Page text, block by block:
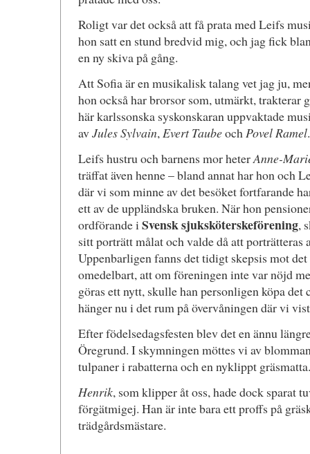
Roligt var det också att få prata med Leifs
hon satt en stund bredvid mig, och jag fick
en ny skiva på gång.
Att Sofia är en musikalisk talang vet jag ju,
hon också har brorsor som, utmärkt, trakterar
här karlssonska syskonskaran uppvaktade
avJules Sylvain,Evert TaubeochPovel Ramel.
Leifs hustru och barnens mor heterAnne-
träffat även henne – bland annat har hon och
där vi som minne av det besöket fortfarande
ett av de uppländska bruken. När hon
ordförande iSvensk sjuksköterskeförening,
sitt porträtt målat och valde då att porträtteras
Uppenbarligen fanns det tidigt skepsis mot
omedelbart, att om föreningen inte var nöjd
göras ett nytt, skulle han personligen köpa det
hänger nu i det rum på övervåningen där vi
Efter födelsedagsfesten blev det en ännu
Öregrund. I skymningen möttes vi av
tulpaner i rabatterna och en nyklippt gräsmatta.
Henrik, som klipper åt oss, hade dock sparat
förgätmigej. Han är inte bara ett proffs på
trädgårdsmästare.